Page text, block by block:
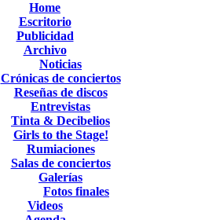
Home
Escritorio
Publicidad
Archivo
Noticias
Crónicas de conciertos
Reseñas de discos
Entrevistas
Tinta & Decibelios
Girls to the Stage!
Rumiaciones
Salas de conciertos
Galerías
Fotos finales
Videos